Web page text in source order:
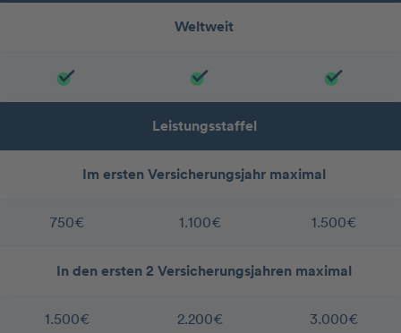
Weltweit
Leistungsstaffel
Im ersten Versicherungsjahr maximal
750€ 1.100€ 1.500€
In den ersten 2 Versicherungsjahren maximal
1.500€ 2.200€ 3.000€